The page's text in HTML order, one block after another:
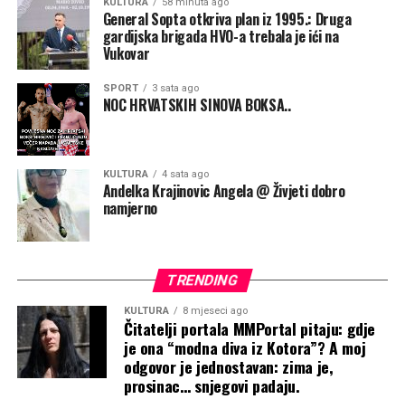
suočava s najvećom institucionalnom krizom u svojoj
povijesti. Naglasio je da istrage više nisu samo pitanje
eventualne kaznene odgovornosti pojedinaca, nego i
pitanje vjerodostojnosti cijelog sustava koji upravlja
hrvatskim sportom.
Poručio je da je ugled HOO-a ozbiljno narušen te da novi
nacionalnih saveza i javnosti. Tražio je potpunu
transparentnost poslovanja, neovisnu reviziju i jasnu
odgovornost svih koji upravljaju novcem namijenjenim
Medijski servis
Kolačići web
Političke vijesti
General Sopta otkriva plan iz 1995.: Druga
gardijska brigada HVO-a trebala je ići na
Vukovar
SPORT 3 sata ago
NOC HRVATSKIH SINOVA BOKSA..
KULTURA 4 sata ago
Andelka Krajinovic Angela @ Živjeti dobro
namjerno
TRENDING
KULTURA 8 mjeseci ago
Čitatelji portala MMPortal pitaju: gdje
je ona “modna diva iz Kotora”? A moj
odgovor je jednostavan: zima je,
prosinac… snjegovi padaju.